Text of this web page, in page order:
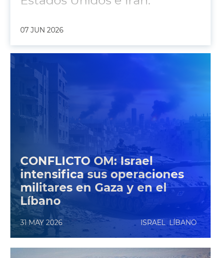
07 JUN 2026
CONFLICTO OM: Israel
intensifica sus operaciones
militares en Gaza y en el
Líbano
31 MAY 2026 ISRAEL LÍBANO